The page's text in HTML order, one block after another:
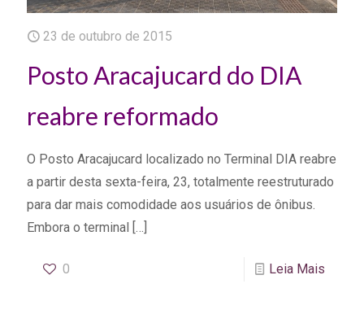
23 de outubro de 2015
Posto Aracajucard do DIA
reabre reformado
O Posto Aracajucard localizado no Terminal DIA reabre
a partir desta sexta-feira, 23, totalmente reestruturado
para dar mais comodidade aos usuários de ônibus.
Embora o terminal […]
0 Leia Mais